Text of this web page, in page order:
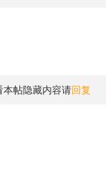
本帖隐藏内容请回复